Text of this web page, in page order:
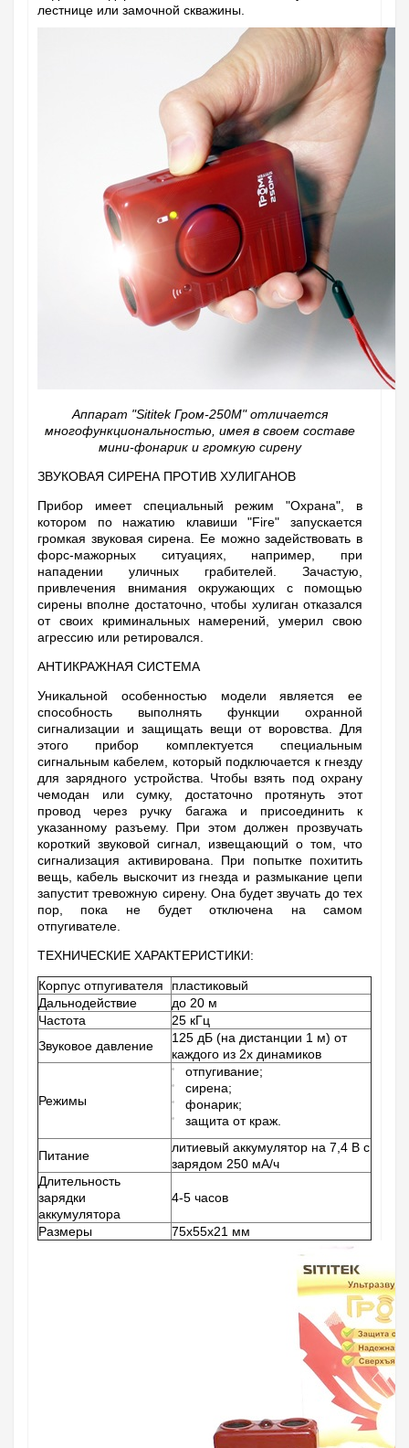
лестнице или замочной скважины.
Аппарат "Sititek Гром-250М" отличается
многофункциональностью, имея в своем составе
мини-фонарик и громкую сирену
ЗВУКОВАЯ СИРЕНА ПРОТИВ ХУЛИГАНОВ
Прибор имеет специальный режим "Охрана", в
котором по нажатию клавиши "Fire" запускается
громкая звуковая сирена. Ее можно задействовать в
форс-мажорных ситуациях, например, при
нападении уличных грабителей. Зачастую,
привлечения внимания окружающих с помощью
сирены вполне достаточно, чтобы хулиган отказался
от своих криминальных намерений, умерил свою
агрессию или ретировался.
АНТИКРАЖНАЯ СИСТЕМА
Уникальной особенностью модели является ее
способность выполнять функции охранной
сигнализации и защищать вещи от воровства. Для
этого прибор комплектуется специальным
сигнальным кабелем, который подключается к гнезду
для зарядного устройства. Чтобы взять под охрану
чемодан или сумку, достаточно протянуть этот
провод через ручку багажа и присоединить к
указанному разъему. При этом должен прозвучать
короткий звуковой сигнал, извещающий о том, что
сигнализация активирована. При попытке похитить
вещь, кабель выскочит из гнезда и размыкание цепи
запустит тревожную сирену. Она будет звучать до тех
пор, пока не будет отключена на самом
отпугивателе.
ТЕХНИЧЕСКИЕ ХАРАКТЕРИСТИКИ:
Корпус отпугивателя
пластиковый
Дальнодействие
до 20 м
Частота
25 кГц
Звуковое давление
125 дБ (на дистанции 1 м) от
каждого из 2х динамиков
Режимы
отпугивание;
сирена;
фонарик;
защита от краж.
Питание
литиевый аккумулятор на 7,4 В с
зарядом 250 мА/ч
Длительность
зарядки
аккумулятора
4-5 часов
Размеры 75х55х21 мм